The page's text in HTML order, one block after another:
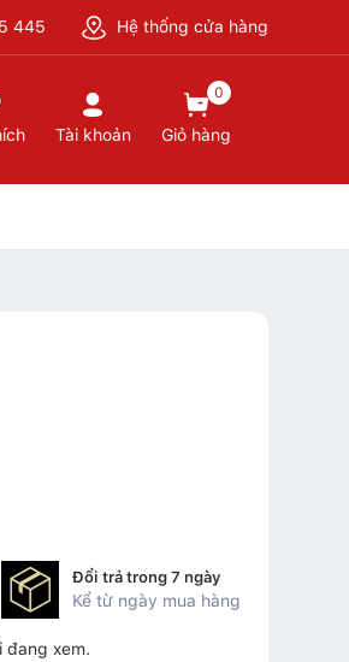
445 Hệ thống cửa hàng
Tài khoản
0
Giỏ hàng
Đổi trả trong 7 ngày
Kể từ ngày mua hàng
đang xem.